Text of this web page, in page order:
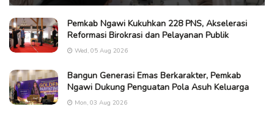
Pemkab Ngawi Kukuhkan 228 PNS, Akselerasi
Reformasi Birokrasi dan Pelayanan Publik
Wed, 05 Aug 2026
Bangun Generasi Emas Berkarakter, Pemkab
Ngawi Dukung Penguatan Pola Asuh Keluarga
Mon, 03 Aug 2026